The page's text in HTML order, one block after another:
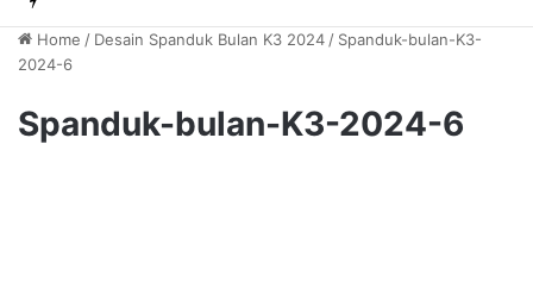
Home / Desain Spanduk Bulan K3 2024 / Spanduk-bulan-K3-
2024-6
Spanduk-bulan-K3-2024-6